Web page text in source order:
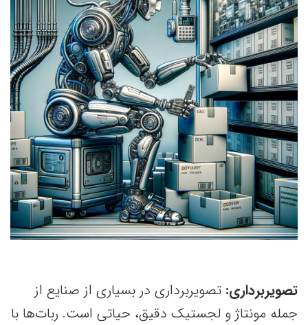
تصویر‌برداری: تصویر‌برداری در بسیاری از صنایع از
جمله مونتاژ و لجستیک دقیق، حیاتی است. ربات‌ها با